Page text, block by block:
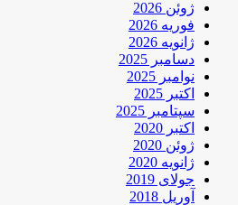
ژوئن 2026
فوریه 2026
ژانویه 2026
دسامبر 2025
نوامبر 2025
اکتبر 2025
سپتامبر 2025
اکتبر 2020
ژوئن 2020
ژانویه 2020
جولای 2019
آوریل 2018